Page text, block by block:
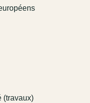
(travaux)